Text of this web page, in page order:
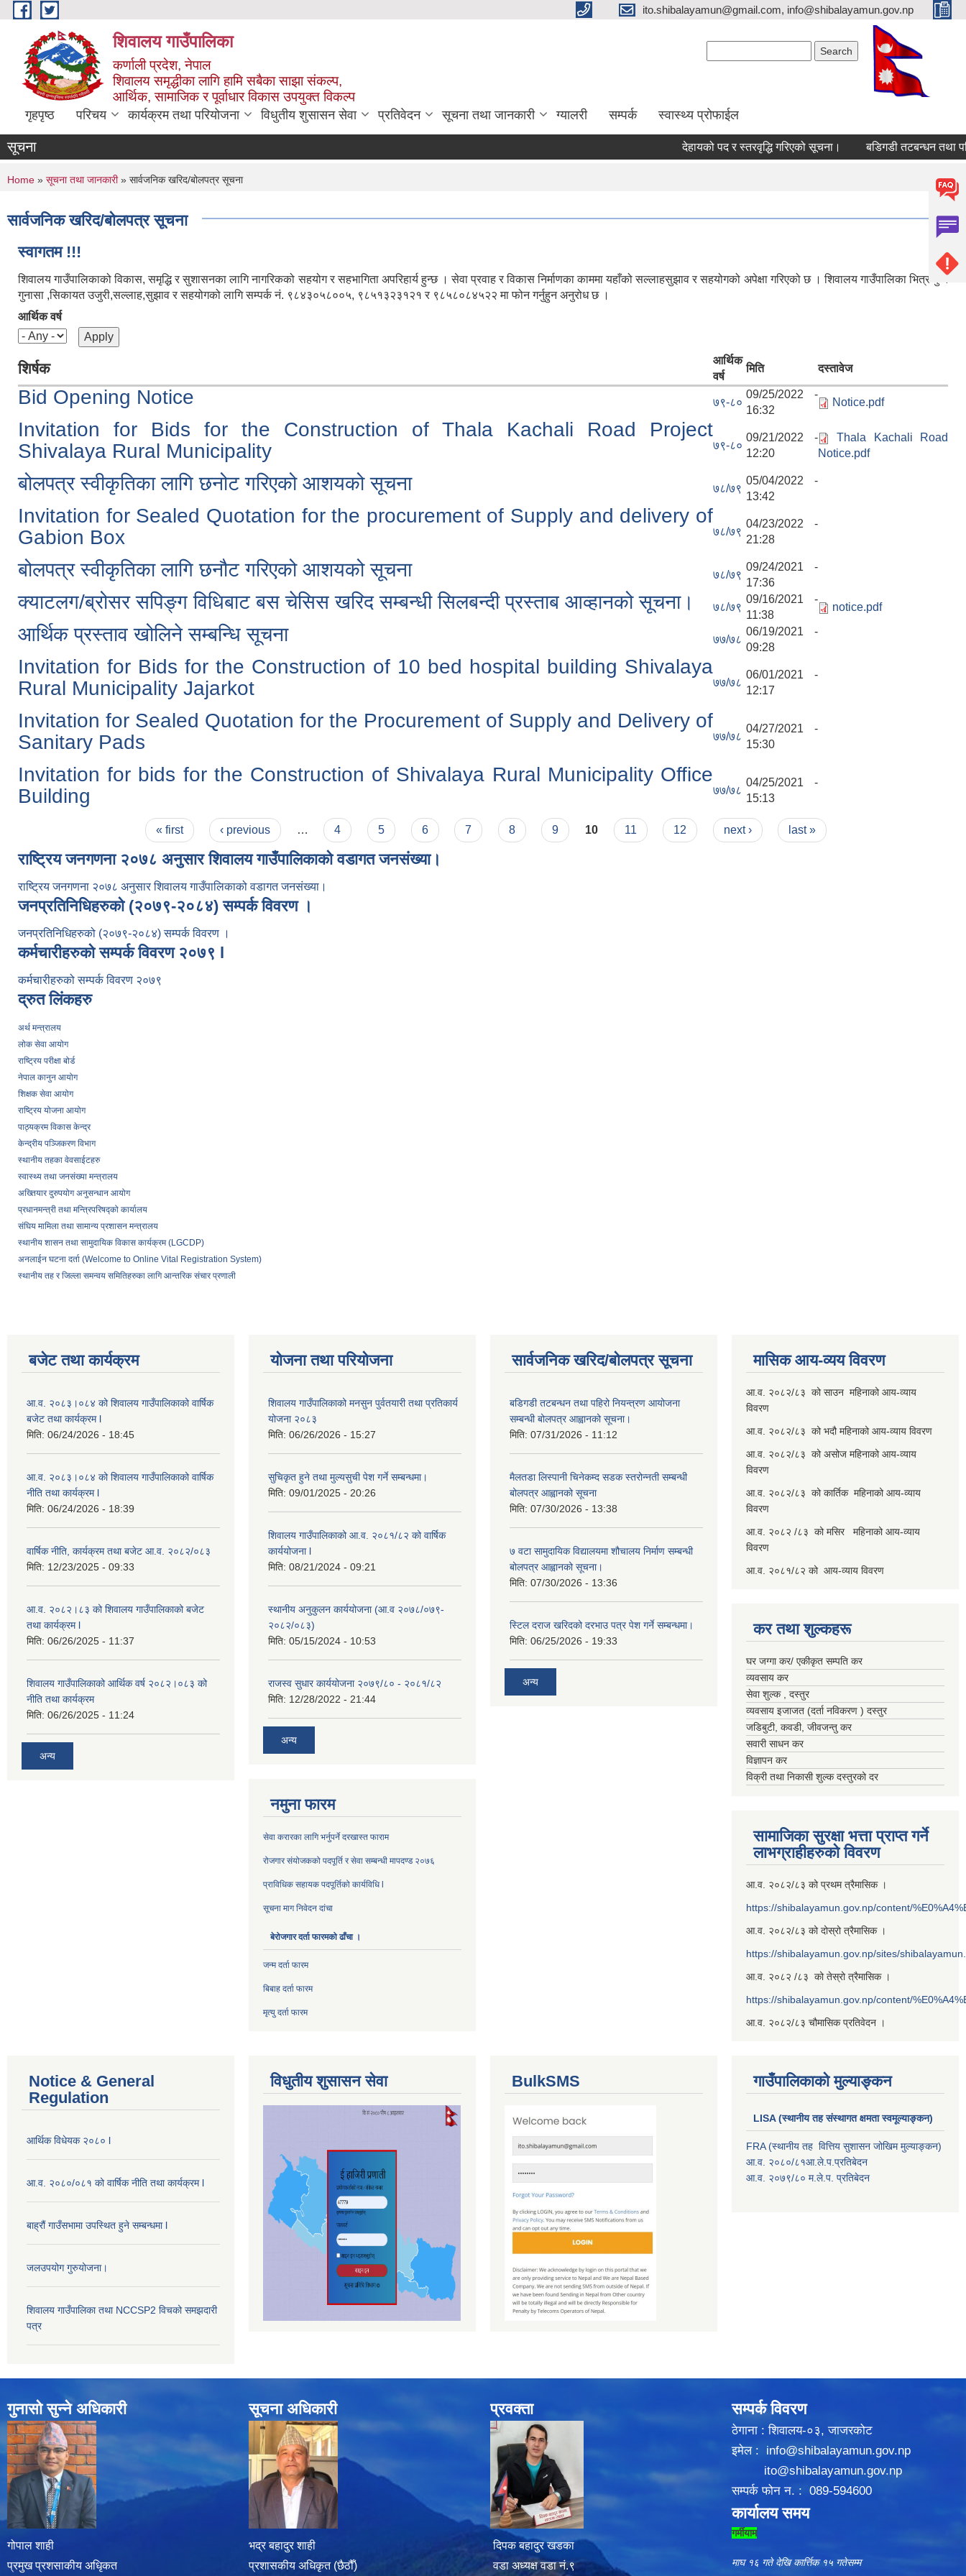
Skip to main content ito.shibalayamun@gmail.com, info@shibalayamun.gov.np
शिवालय गाउँपालिका
कर्णाली प्रदेश, नेपाल
शिवालय समृद्धीका लागि हामि सबैका साझा संकल्प,
आर्थिक, सामाजिक र पूर्वाधार विकास उपयुक्त विकल्प
गृहपृष्ठ परिचय कार्यक्रम तथा परियोजना विधुतीय शुसासन सेवा प्रतिवेदन सूचना तथा जानकारी ग्यालरी सम्पर्क स्वास्थ्य प्रोफाईल
सूचना देहायको पद र स्तरवृद्धि गरिएको सूचना। बडिगडी तटबन्धन तथा पहिरो
You are here
Home » सूचना तथा जानकारी» सार्वजनिक खरिद/बोलपत्र सूचना
सार्वजनिक खरिद/बोलपत्र सूचना
स्वागतम !!!
शिवालय गाउँपालिकाको विकास, समृद्धि र सुशासनका लागि नागरिकको सहयोग र सहभागिता अपरिहार्य हुन्छ । सेवा प्रवाह र विकास निर्माणका काममा यहाँको सल्लाहसुझाव र सहयोगको अपेक्षा गरिएको छ । शिवालय गाउँपालिका भित्र कुनै
गुनासा ,सिकायत उजुरी,सल्लाह,सुझाव र सहयोगको लागि सम्पर्क नं. ९८४३०५८००५, ९८५१३२३१२१ र ९८५८०८४५२२ मा फोन गर्नुहुन अनुरोध छ ।
आर्थिक वर्ष
शिर्षक
आर्थिक
वर्ष
मिति दस्तावेज
Bid Opening Notice ७९-८०
09/25/2022 -
16:32
Notice.pdf
Invitation for Bids for the Construction of Thala Kachali Road Project
Shivalaya Rural Municipality
७९-८०
09/21/2022 -
12:20
Thala Kachali Road
Notice.pdf
बोलपत्र स्वीकृतिका लागि छनोट गरिएको आशयको सूचना ७८/७९
05/04/2022 -
13:42
Invitation for Sealed Quotation for the procurement of Supply and delivery of
Gabion Box
७८/७९
04/23/2022 -
21:28
बोलपत्र स्वीकृतिका लागि छनौट गरिएको आशयको सूचना ७८/७९
09/24/2021 -
17:36
क्याटलग/ब्रोसर सपिङ्ग विधिबाट बस चेसिस खरिद सम्बन्धी सिलबन्दी प्रस्ताब आव्हानको सूचना। ७८/७९
09/16/2021 -
11:38
notice.pdf
आर्थिक प्रस्ताव खोलिने सम्बन्धि सूचना ७७/७८
06/19/2021 -
09:28
Invitation for Bids for the Construction of 10 bed hospital building Shivalaya
Rural Municipality Jajarkot
७७/७८
06/01/2021 -
12:17
Invitation for Sealed Quotation for the Procurement of Supply and Delivery of
Sanitary Pads
७७/७८
04/27/2021 -
15:30
Invitation for bids for the Construction of Shivalaya Rural Municipality Office
Building
७७/७८
04/25/2021 -
15:13
« first ‹ previous … 4 5 6 7 8 9 10 11 12 next › last »
राष्ट्रिय जनगणना २०७८ अनुसार शिवालय गाउँपालिकाको वडागत जनसंख्या।
राष्ट्रिय जनगणना २०७८ अनुसार शिवालय गाउँपालिकाको वडागत जनसंख्या।
जनप्रतिनिधिहरुको (२०७९-२०८४) सम्पर्क विवरण ।
जनप्रतिनिधिहरुको (२०७९-२०८४) सम्पर्क विवरण ।
कर्मचारीहरुको सम्पर्क विवरण २०७९ l
कर्मचारीहरुको सम्पर्क विवरण २०७९
द्रुत लिंकहरु
अर्थ मन्त्रालय
लोक सेवा आयोग
राष्ट्रिय परीक्षा बोर्ड
नेपाल कानुन आयोग
शिक्षक सेवा आयोग
राष्ट्रिय योजना आयोग
पाठ्यक्रम विकास केन्द्र
केन्द्रीय पञ्जिकरण विभाग
स्थानीय तहका वेवसाईटहरु
स्वास्थ्य तथा जनसंख्या मन्त्रालय
अख्तियार दुरुपयोग अनुसन्धान आयोग
प्रधानमन्त्री तथा मन्त्रिपरिषद्को कार्यालय
संघिय मामिला तथा सामान्य प्रशासन मन्त्रालय
स्थानीय शासन तथा सामुदायिक विकास कार्यक्रम (LGCDP)
अनलाईन घटना दर्ता (Welcome to Online Vital Registration System)
स्थानीय तह र जिल्ला समन्वय समितिहरुका लागि आन्तरिक संचार प्रणाली
बजेट तथा कार्यक्रम
आ.व. २०८३।०८४ को शिवालय गाउँपालिकाको वार्षिक
बजेट तथा कार्यक्रम l
मिति: 06/24/2026 - 18:45
आ.व. २०८३।०८४ को शिवालय गाउँपालिकाको वार्षिक
नीति तथा कार्यक्रम l
मिति: 06/24/2026 - 18:39
वार्षिक नीति, कार्यक्रम तथा बजेट आ.व. २०८२/०८३
मिति: 12/23/2025 - 09:33
आ.व. २०८२।८३ को शिवालय गाउँपालिकाको बजेट
तथा कार्यक्रम l
मिति: 06/26/2025 - 11:37
शिवालय गाउँपालिकाको आर्थिक वर्ष २०८२।०८३ को
नीति तथा कार्यक्रम
मिति: 06/26/2025 - 11:24
अन्य
योजना तथा परियोजना
शिवालय गाउँपालिकाको मनसुन पुर्वतयारी तथा प्रतिकार्य
योजना २०८३
मिति: 06/26/2026 - 15:27
सुचिकृत हुने तथा मुल्यसुची पेश गर्ने सम्बन्धमा।
मिति: 09/01/2025 - 20:26
शिवालय गाउँपालिकाको आ.व. २०८१/८२ को वार्षिक
कार्ययोजना l
मिति: 08/21/2024 - 09:21
स्थानीय अनुकुलन कार्ययोजना (आ.व २०७८/०७९-
२०८२/०८३)
मिति: 05/15/2024 - 10:53
राजस्व सुधार कार्ययोजना २०७९/८० - २०८१/८२
मिति: 12/28/2022 - 21:44
अन्य
नमुना फारम
सेवा करारका लागि भर्नुपर्ने दरखास्त फाराम
रोजगार संयोजकको पदपूर्ति र सेवा सम्बन्धी मापदण्ड २०७६
प्राविधिक सहायक पदपूर्तिको कार्यविधि l
सूचना माग निवेदन दांचा
बेरोजगार दर्ता फारमको ढाँचा ।
जन्म दर्ता फारम
बिबाह दर्ता फारम
मृत्यु दर्ता फारम
सार्वजनिक खरिद/बोलपत्र सूचना
बडिगडी तटबन्धन तथा पहिरो नियन्त्रण आयोजना
सम्बन्धी बोलपत्र आह्वानको सूचना।
मिति: 07/31/2026 - 11:12
मैलतडा लिस्पानी चिनेकम्द सडक स्तरोन्नती सम्बन्धी
बोलपत्र आह्वानको सूचना
मिति: 07/30/2026 - 13:38
७ वटा सामुदायिक विद्यालयमा शौचालय निर्माण सम्बन्धी
बोलपत्र आह्वानको सूचना।
मिति: 07/30/2026 - 13:36
स्टिल दराज खरिदको दरभाउ पत्र पेश गर्ने सम्बन्धमा।
मिति: 06/25/2026 - 19:33
अन्य
मासिक आय-व्यय विवरण
आ.व. २०८२/८३ को साउन महिनाको आय-व्याय
विवरण
आ.व. २०८२/८३ को भदौ महिनाको आय-व्याय विवरण
आ.व. २०८२/८३ को असोज महिनाको आय-व्याय
विवरण
आ.व. २०८२/८३ को कार्तिक महिनाको आय-व्याय
विवरण
आ.व. २०८२ /८३ को मसिर महिनाको आय-व्याय
विवरण
आ.व. २०८१/८२ को आय-व्याय विवरण
कर तथा शुल्कहरू
घर जग्गा कर/ एकीकृत सम्पति कर
व्यवसाय कर
सेवा शुल्क , दस्तुर
व्यवसाय इजाजत (दर्ता नविकरण ) दस्तुर
जडिबुटी, कवडी, जीवजन्तु कर
सवारी साधन कर
विज्ञापन कर
विक्री तथा निकासी शुल्क दस्तुरको दर
सामाजिका सुरक्षा भत्ता प्राप्त गर्ने
लाभग्राहीहरुको विवरण
आ.व. २०८२/८३ को प्रथम त्रैमासिक ।
https://shibalayamun.gov.np/content/
आ.व. २०८२/८३ को दोस्रो त्रैमासिक ।
https://shibalayamun.gov.np/sites/
आ.व. २०८२ /८३ को तेस्रो त्रैमासिक ।
https://shibalayamun.gov.np/content/
आ.व. २०८२/८३ चौमासिक प्रतिवेदन ।
Notice & General
Regulation
आर्थिक विधेयक २०८० l
आ.व. २०८०/०८१ को वार्षिक नीति तथा कार्यक्रम l
बाह्रौं गाउँसभामा उपस्थित हुने सम्बन्धमा l
जलउपयोग गुरुयोजना।
शिवालय गाउँपालिका तथा NCCSP2 विचको समझदारी
पत्र
विधुतीय शुसासन सेवा BulkSMS गाउँपालिकाको मुल्याङ्कन
LISA (स्थानीय तह संस्थागत क्षमता स्वमूल्याङ्कन)
FRA (स्थानीय तह वित्तिय सुशासन जोखिम मुल्याङ्कन)
आ.व. २०८०/८१आ.ले.प.प्रतिबेदन
आ.व. २०७९/८० म.ले.प. प्रतिबेदन
गुनासो सुन्ने अधिकारी
गोपाल शाही
प्रमुख प्रशसाकीय अधिृकत
सूचना अधिकारी
भद्र बहादुर शाही
प्रशासकीय अधिकृत (छैठौँ)
प्रवक्ता
दिपक बहादुर खडका
वडा अध्यक्ष वडा नं.९
सम्पर्क विवरण
ठेगाना : शिवालय-०३, जाजरकोट
इमेल : info@shibalayamun.gov.np
ito@shibalayamun.gov.np
सम्पर्क फोन न. : 089-594600
कार्यालय समय
गर्मीयाम
माघ १६ गते देखि कार्त्तिक १५ गतेसम्म